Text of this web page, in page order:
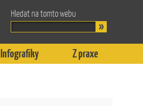
Hledat na tomto webu
Infografiky Z praxe